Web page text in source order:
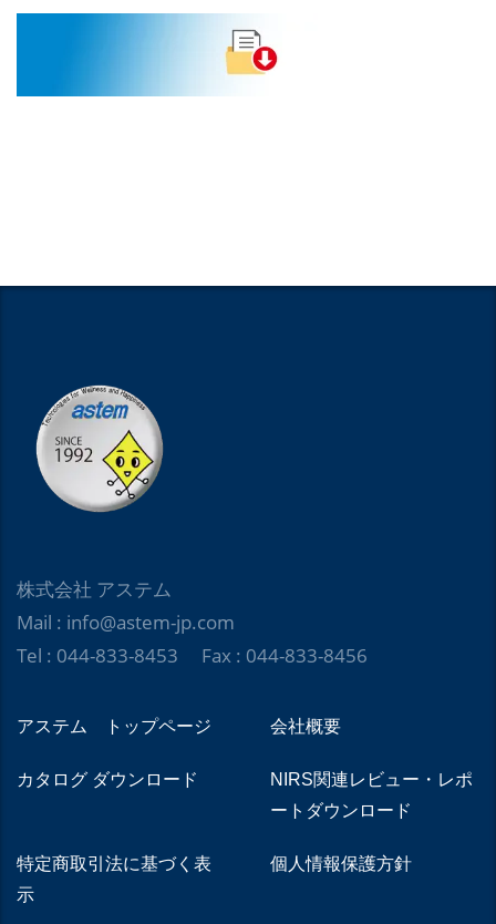
株式会社 アステム
Mail : info@astem-jp.com
Tel : 044-833-8453 Fax : 044-833-8456
アステム トップページ 会社概要
カタログ ダウンロード
NIRS関連レビュー・レポ
ートダウンロード
特定商取引法に基づく表
示
個人情報保護方針